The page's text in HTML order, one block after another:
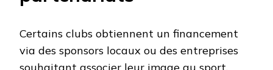
Certains clubs obtiennent un financement
via des sponsors locaux ou des entreprises